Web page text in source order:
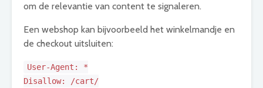
om de relevantie van content te signaleren.
Een webshop kan bijvoorbeeld het winkelmandje en
de checkout uitsluiten:
User-Agent: *
Disallow: /cart/